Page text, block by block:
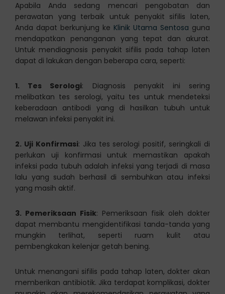
Apabila Anda sedang mencari pengobatan dan
perawatan yang terbaik untuk penyakit sifilis laten,
Anda dapat berkunjung ke Klinik Utama Sentosa guna
mendapatkan penanganan yang tepat dan akurat.
Untuk mendiagnosis penyakit sifilis pada tahap laten
dapat di lakukan dengan beberapa cara, seperti:
1. Tes Serologi: Diagnosis penyakit ini sering
melibatkan tes serologi, yaitu tes untuk mendeteksi
keberadaan antibodi yang di hasilkan tubuh untuk
melawan infeksi penyakit ini.
2. Uji Konfirmasi: Jika tes serologi positif, seringkali di
perlukan uji konfirmasi untuk memastikan apakah
infeksi pada tubuh adalah infeksi yang terjadi di masa
lalu yang sudah berhasil di sembuhkan atau infeksi
yang masih aktif.
3. Pemeriksaan Fisik: Pemeriksaan fisik oleh dokter
dapat membantu mengidentifikasi tanda-tanda yang
mungkin terlihat, seperti ruam kulit atau
pembengkakan kelenjar getah bening.
Untuk menangani sifilis pada tahap laten, dokter akan
memberikan antibiotik. Jika terdapat komplikasi, dokter